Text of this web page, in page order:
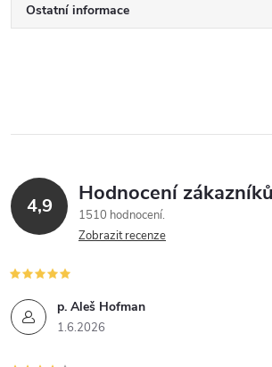
Ostatní informace
4,9 Hodnocení zákazníků
1510 hodnocení
Zobrazit recenze
p. Aleš Hofman
1.6.2026